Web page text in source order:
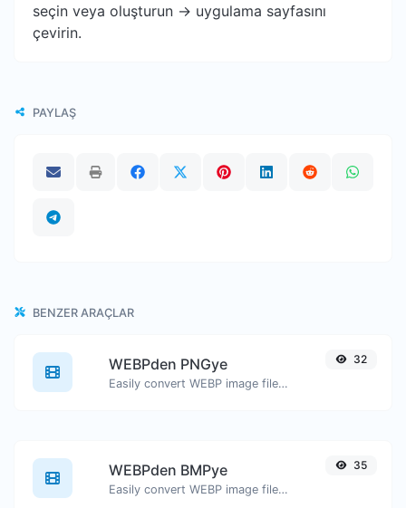
seçin veya oluşturun -> uygulama sayfasını
çevirin.
PAYLAŞ
BENZER ARAÇLAR
WEBPden PNGye
Easily convert WEBP image files to PNG.
32
WEBPden BMPye
Easily convert WEBP image files to BMP.
35